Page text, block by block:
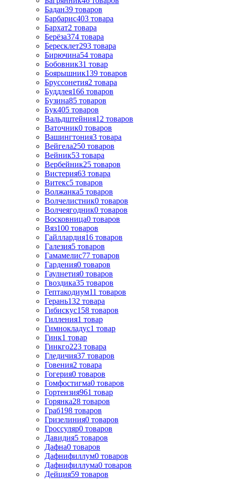
Бадан39 товаров
Барбарис403 товара
Бархат2 товара
Берёза374 товара
Бересклет293 товара
Бирючина54 товара
Бобовник31 товар
Боярышник139 товаров
Бруссонетия2 товара
Буддлея166 товаров
Бузина85 товаров
Бук405 товаров
Вальдштейния12 товаров
Ваточник0 товаров
Вашингтония3 товара
Вейгела250 товаров
Вейник53 товара
Вербейник25 товаров
Вистерия63 товара
Витекс5 товаров
Волжанка5 товаров
Волчелистник0 товаров
Волчеягодник0 товаров
Восковница0 товаров
Вяз100 товаров
Гайллардия16 товаров
Галезия5 товаров
Гамамелис77 товаров
Гардения0 товаров
Гаулнетия0 товаров
Гвоздика35 товаров
Гептакодиум11 товаров
Герань132 товара
Гибискус158 товаров
Гилления1 товар
Гимнокладус1 товар
Гинк1 товар
Гинкго223 товара
Гледичия37 товаров
Говения2 товара
Гогерия0 товаров
Гомфостигма0 товаров
Гортензия961 товар
Горянка28 товаров
Граб198 товаров
Гризелиния0 товаров
Гроссуляр0 товаров
Давидия5 товаров
Дафна0 товаров
Дафнифиллум0 товаров
Дафнифиллума0 товаров
Дейция59 товаров